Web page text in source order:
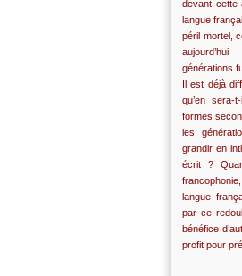
devant cette
langue
péril mortel,
générations
Il est déjà
qu’en sera-
formes
les
grandir en
écrit ?
langue
par ce
bénéfice
profit pour